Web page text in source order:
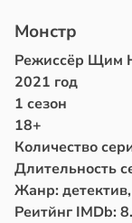
Монстр
Режиссёр Щим
2021 год
1 сезон
18+
Количество
Длительность
Жанр:
Реитйнг IMDb: